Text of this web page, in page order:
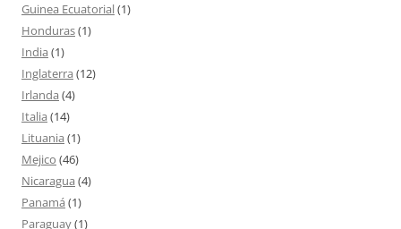
Guinea Ecuatorial(1)
Honduras(1)
India (1)
Inglaterra (12)
Irlanda (4)
Italia (14)
Lituania (1)
Mejico (46)
Nicaragua (4)
Panamá (1)
Paraguay(1)